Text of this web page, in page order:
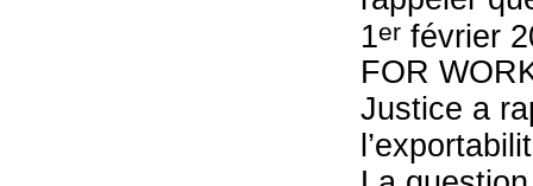
1erfévrier
FOR
Justice a